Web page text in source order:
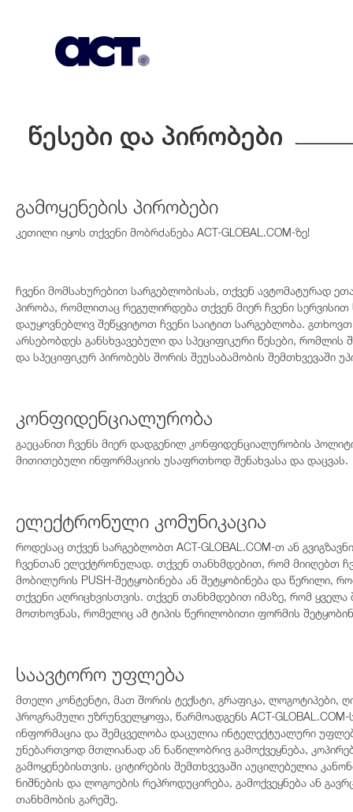
წესები და პირობები
გამოყენების პირობები
კეთილი იყოს თქვენი მობრძანება ACT-GLOBAL.COM-ზე!
ჩვენი მომსახურებით სარგებლობისას, თქვენ ავტომატურად
პირობა, რომლითაც რეგულირდება თქვენ მიერ ჩვენი
დაუყოვნებლივ შეწყვიტოთ ჩვენი საიტით სარგებლობა.
არსებობდეს განსხვავებული და სპეციფიკური წესები,
და სპეციფიკურ პირობებს შორის შეუსაბამობის შემთხვევაში
კონფიდენციალურობა
გაეცანით ჩვენს მიერ დადგენილ კონფიდენციალურობის
მითითებული ინფორმაციის უსაფრთხოდ შენახვასა და დაცვას.
ელექტრონული კომუნიკაცია
როდესაც თქვენ სარგებლობთ ACT-GLOBAL.COM-თ ან
ჩვენთან ელექტრონულად. თქვენ თანხმდებით, რომ მიიღებთ
მობილურის PUSH-შეტყობინება ან შეტყობინება და წერილი,
თქვენი აღრიცხვისთვის. თქვენ თანხმდებით იმაზე, რომ
მოთხოვნას, რომელიც ამ ტიპის წერილობითი ფორმის
საავტორო უფლება
მთელი კონტენტი, მათ შორის ტექსტი, გრაფიკა, ლოგოტიპები,
პროგრამული უზრუნველყოფა, წარმოადგენს ACT-
ინფორმაცია და შემცველობა დაცულია ინტელექტუალური
უნებართვოდ მთლიანად ან ნაწილობრივ გამოქვეყნება,
გამოყენებისთვის. ციტირების შემთხვევაში აუცილებელია
ნიშნების და ლოგოების რეპროდუცირება, გამოქვეყნება ან
თანხმობის გარეშე.